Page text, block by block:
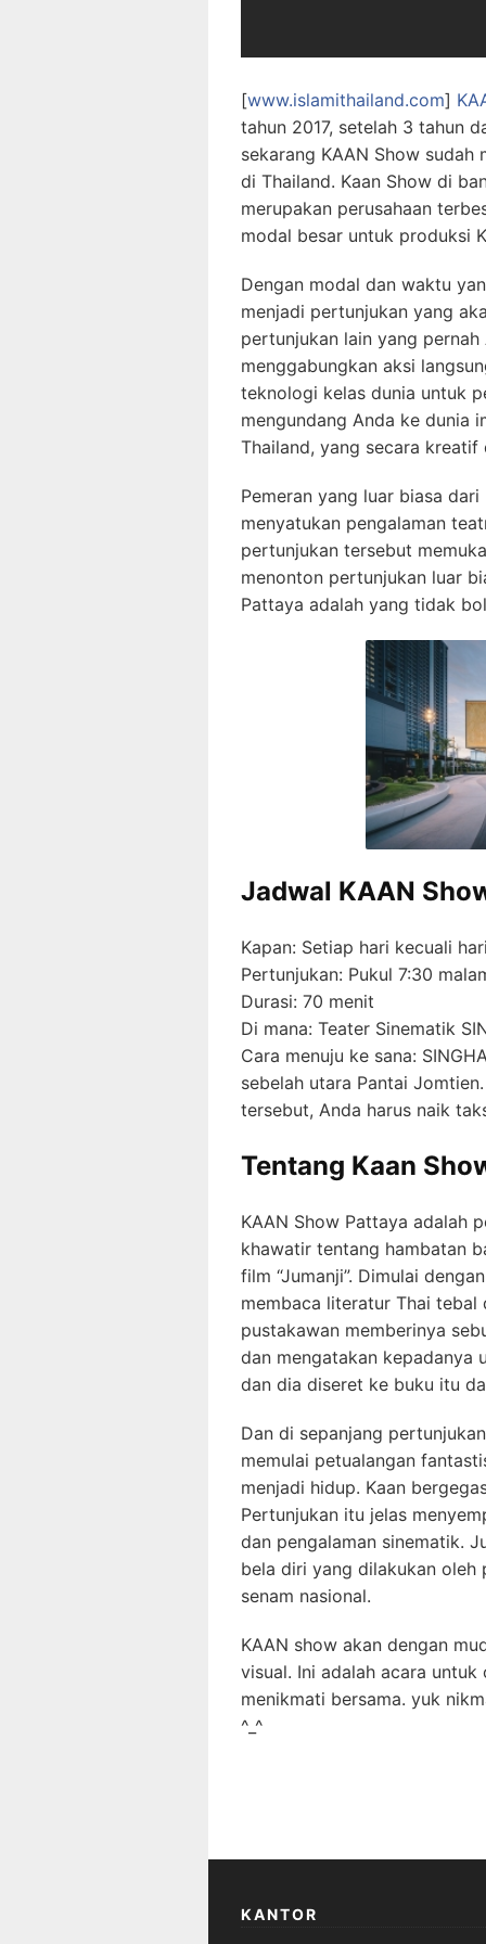
[www.islamithailand.com]
tahun 2017, setelah 3 tahun
sekarang KAAN Show
di Thailand. Kaan Show di
merupakan perusahaan
modal besar untuk produksi
Dengan modal dan waktu
menjadi pertunjukan yang
pertunjukan lain yang
menggabungkan aksi
teknologi kelas dunia untuk
mengundang Anda ke dunia
Thailand, yang secara
Pemeran yang luar biasa
menyatukan pengalaman
pertunjukan tersebut
menonton pertunjukan luar
Pattaya adalah yang tidak
Jadwal KAAN
Kapan: Setiap hari kecuali
Pertunjukan: Pukul 7:30
Durasi: 70 menit
Di mana: Teater Sinematik
Cara menuju ke sana:
sebelah utara Pantai
tersebut, Anda harus naik
Tentang Kaan
KAAN Show Pattaya adalah
khawatir tentang hambatan
film “Jumanji”. Dimulai
membaca literatur Thai tebal
pustakawan memberinya
dan mengatakan kepadanya
dan dia diseret ke buku itu
Dan di sepanjang
memulai petualangan
menjadi hidup. Kaan
Pertunjukan itu jelas
dan pengalaman sinematik.
bela diri yang dilakukan
senam nasional.
KAAN show akan dengan
visual. Ini adalah acara
menikmati bersama. yuk
^_^
KANTOR